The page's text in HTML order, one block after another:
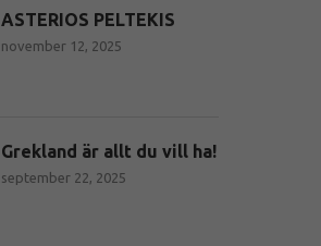
ASTERIOS PELTEKIS
november 12, 2025
Grekland är allt du vill ha!
september 22, 2025